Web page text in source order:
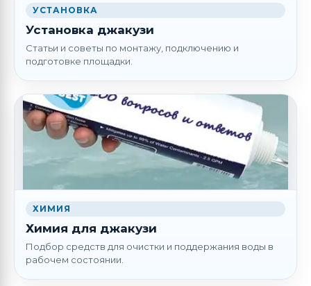
УСТАНОВКА
Установка джакузи
Статьи и советы по монтажу, подключению и
подготовке площадки.
ХИМИЯ
Химия для джакузи
Подбор средств для очистки и поддержания воды в
рабочем состоянии.